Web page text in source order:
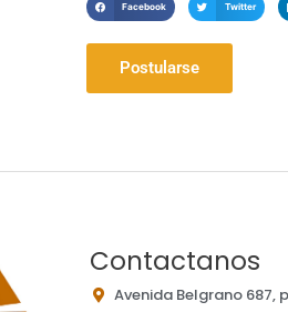
Facebook Twitter
Postularse
Contactanos
Avenida Belgrano 687,